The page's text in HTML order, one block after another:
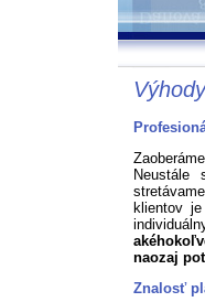
Neustále
klientov
naozaj
Znalosť